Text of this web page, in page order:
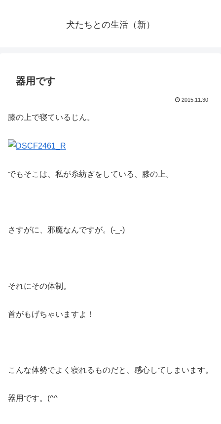
犬たちとの生活（新）
器用です
2015.11.30
膝の上で寝ているじん。
でもそこは、私が糸紡ぎをしている、膝の上。
さすがに、邪魔なんですが。(-_-)
それにその体制。
首がもげちゃいますよ！
こんな体勢でよく寝れるものだと、感心してしまいます。
器用です。(^^ゞ